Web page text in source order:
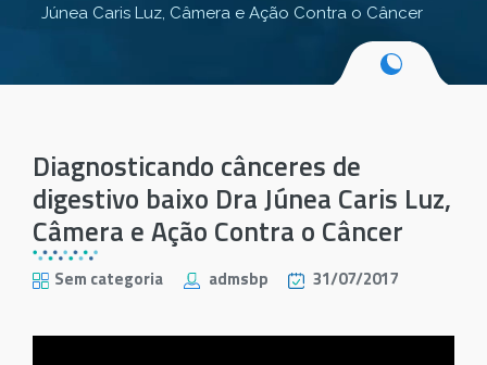
Júnea Caris Luz, Câmera e Ação Contra o Câncer
Diagnosticando cânceres de
digestivo baixo Dra Júnea Caris Luz,
Câmera e Ação Contra o Câncer
Sem categoria admsbp 31/07/2017